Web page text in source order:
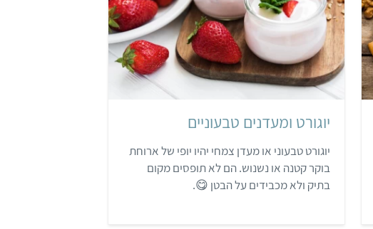
יוגורט ומעדנים טבעוניים
יוגורט טבעוני או מעדן צמחי יהיו יופי של ארוחת
בוקר קטנה או נשנוש. הם לא תופסים מקום
בתיק ולא מכבידים על הבטן 😋.